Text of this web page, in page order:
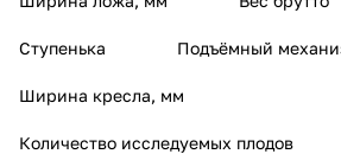
Ступенька Подъёмный
Ширина кресла, мм
Количество исследуемых плодов